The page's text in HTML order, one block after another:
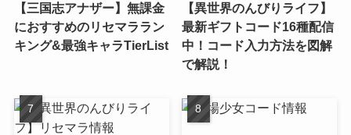
【三国志アナザー】無課金
におすすめのリセマララン
キング&最強キャラTierList
【異世界のんびりライフ】
最新ギフトコード16種配信
中！コード入力方法を図解
で解説！